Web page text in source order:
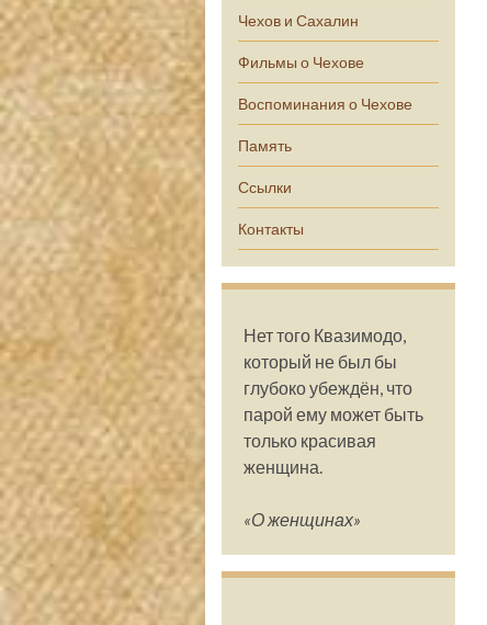
Чехов и Сахалин
Фильмы о Чехове
Воспоминания о Чехове
Память
Ссылки
Контакты
Нет того Квазимодо,
который не был бы
глубоко убеждён, что
парой ему может быть
только красивая
женщина.
«О женщинах»